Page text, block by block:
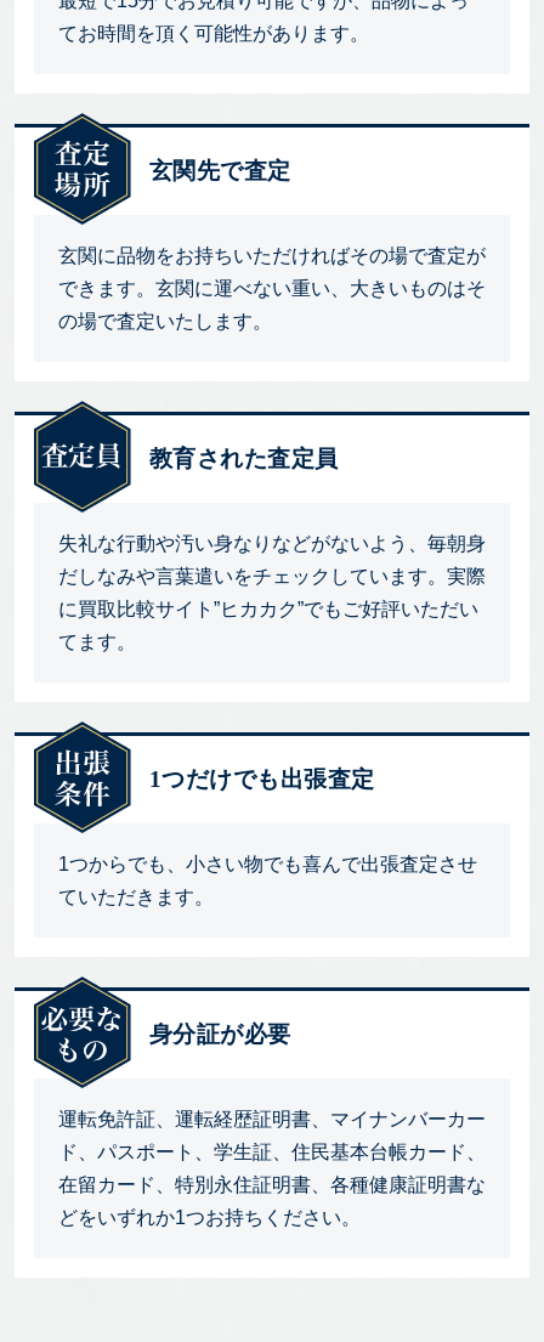
てお時間を頂く可能性があります。
玄関先で査定
玄関に品物をお持ちいただければその場で査定が
できます。玄関に運べない重い、大きいものはそ
の場で査定いたします。
教育された査定員
失礼な行動や汚い身なりなどがないよう、毎朝身
だしなみや言葉遣いをチェックしています。実際
に買取比較サイト”ヒカカク”でもご好評いただい
てます。
1つだけでも出張査定
1つからでも、小さい物でも喜んで出張査定させ
ていただきます。
身分証が必要
運転免許証、運転経歴証明書、マイナンバーカー
ド、パスポート、学生証、住民基本台帳カード、
在留カード、特別永住証明書、各種健康証明書な
どをいずれか1つお持ちください。